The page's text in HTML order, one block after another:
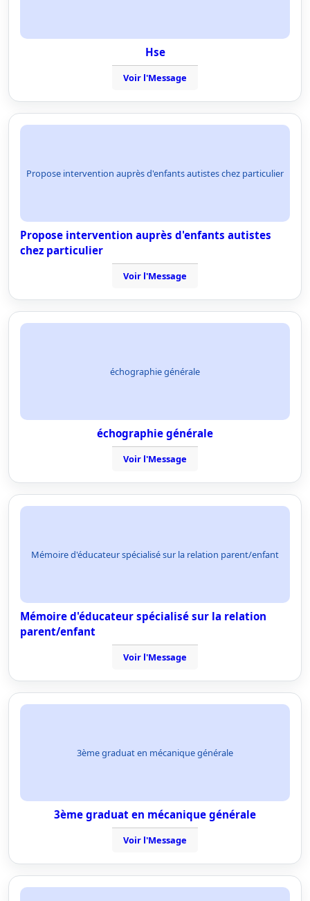
Hse
Voir l'Message
Propose intervention auprès d'enfants autistes chez particulier
Propose intervention auprès d'enfants autistes
chez particulier
Voir l'Message
échographie générale
échographie générale
Voir l'Message
Mémoire d'éducateur spécialisé sur la relation parent/enfant
Mémoire d'éducateur spécialisé sur la relation
parent/enfant
Voir l'Message
3ème graduat en mécanique générale
3ème graduat en mécanique générale
Voir l'Message